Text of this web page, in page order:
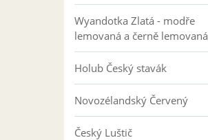
Wyandotka Zlatá - modře
lemovaná a černě lemovaná
Holub Český stavák
Novozélandský Červený
Český Luštič